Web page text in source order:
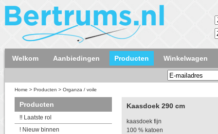
Welkom Aanbiedingen Producten Winkelwagen
Home > Producten > Organza / voile
Producten
!! Laatste rol
! Nieuw binnen
Kaasdoek 290 cm
kaasdoek fijn
100 % katoen